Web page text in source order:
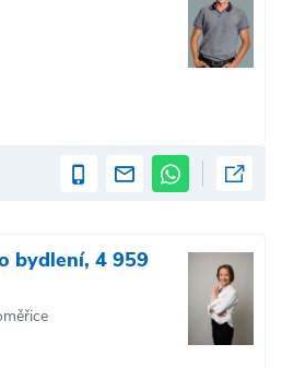
bydlení, 4 959